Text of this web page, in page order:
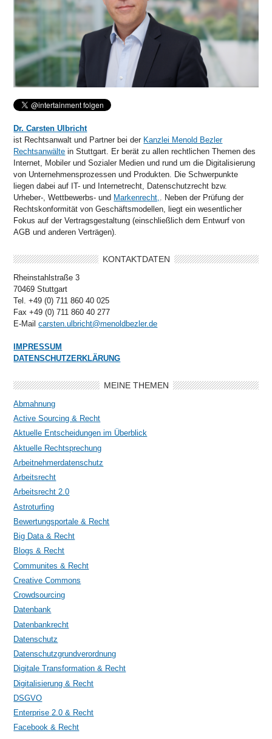
Dr. Carsten Ulbricht
ist Rechtsanwalt und Partner bei der Kanzlei Menold Bezler
Rechtsanwälte in Stuttgart. Er berät zu allen rechtlichen Themen des
Internet, Mobiler und Sozialer Medien und rund um die Digitalisierung
von Unternehmensprozessen und Produkten. Die Schwerpunkte
liegen dabei auf IT- und Internetrecht, Datenschutzrecht bzw.
Urheber-, Wettbewerbs- und Markenrecht,
. Neben der Prüfung der
Rechtskonformität von Geschäftsmodellen, liegt ein wesentlicher
Fokus auf der Vertragsgestaltung (einschließlich dem Entwurf von
AGB und anderen Verträgen).
KONTAKTDATEN
Rheinstahlstraße 3
70469 Stuttgart
Tel. +49 (0) 711 860 40 025
Fax +49 (0) 711 860 40 277
E-Mailcarsten.ulbricht@menoldbezler.de
IMPRESSUM
DATENSCHUTZERKLÄRUNG
MEINE THEMEN
Abmahnung
Active Sourcing & Recht
Aktuelle Entscheidungen im Überblick
Aktuelle Rechtsprechung
Arbeitnehmerdatenschutz
Arbeitsrecht
Arbeitsrecht 2.0
Astroturfing
Bewertungsportale & Recht
Big Data & Recht
Blogs & Recht
Communites & Recht
Creative Commons
Crowdsourcing
Datenbank
Datenbankrecht
Datenschutz
Datenschutzgrundverordnung
Digitale Transformation & Recht
Digitalisierung & Recht
DSGVO
Enterprise 2.0 & Recht
Facebook & Recht